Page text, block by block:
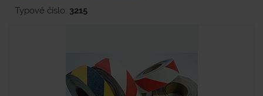
Typové číslo: 3215